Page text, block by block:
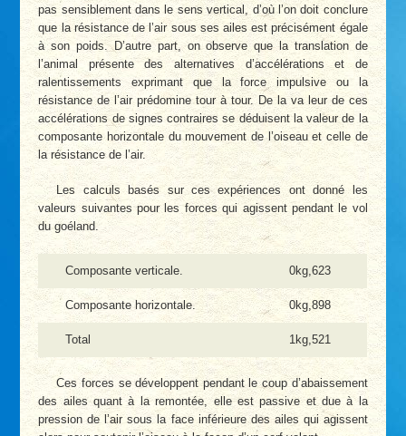
pas sensiblement dans le sens vertical, d’où l’on doit conclure
que la résistance de l’air sous ses ailes est précisément égale
à son poids. D’autre part, on observe que la translation de
l’animal présente des alternatives d’accélérations et de
ralentissements exprimant que la force impulsive ou la
résistance de l’air prédomine tour à tour. De la va leur de ces
accélérations de signes contraires se déduisent la valeur de la
composante horizontale du mouvement de l’oiseau et celle de
la résistance de l’air.
Les calculs basés sur ces expériences ont donné les
valeurs suivantes pour les forces qui agissent pendant le vol
du goéland.
Composante verticale. 0kg,623
Composante horizontale. 0kg,898
Total 1kg,521
Ces forces se développent pendant le coup d’abaissement
des ailes quant à la remontée, elle est passive et due à la
pression de l’air sous la face inférieure des ailes qui agissent